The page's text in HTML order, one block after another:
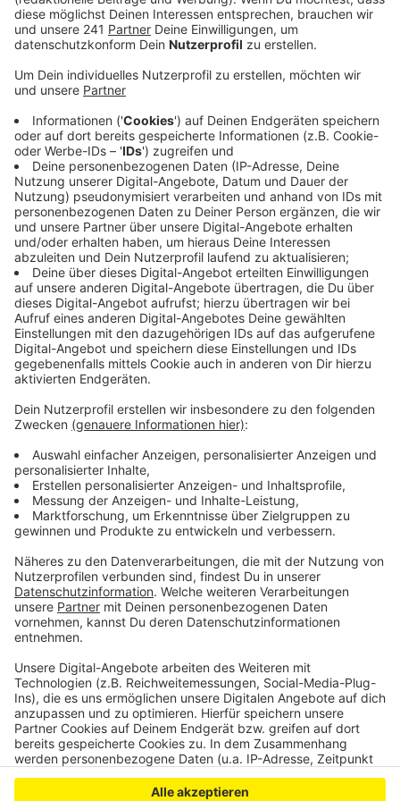
Anzeige
hatten Ermittler tausende Cannabis-Pflanzen und
Stecklinge gefunden.
Es war eine lange und aufwändige Razzia im
vergangenen Oktober in Euskirchen-Kuchenheim. Sie
hatte sich über zwei Tage gezogen. 2300 Cannabis-
Pflanzen und 2000 Setzlinge hatten die Ermittler
gefunden. Die Staatsanwaltschaft geht von 170
Kilogramm Marihuana aus, die das ergeben hätte.
Auch der Besitzer der Lagerhalle ist angeklagt. Ihm
wirft die Staatsanwaltschaft Beihilfe vor, aber auch
Verstöße gegen das Waffen- und
Kriegswaffenkontrollgesetz. Denn in seiner Wohnung
in Köln und einer weiteren Wohnung in Euskirchen
haben die Ermittler Waffen gefunden. Darunter ein
Das Aachener Landgericht hat 14 Verhandlungstage
angesetzt. Mitte Juni soll ein Urteil fallen, sagte ein
Gerichtssprecher.
Anzeige
Anzeige